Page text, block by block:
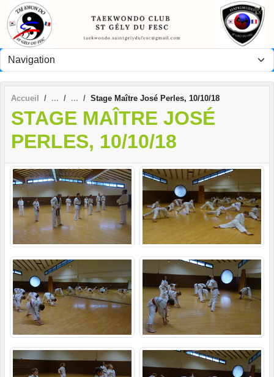
Accueil Stage Maître José Perles, 10/10/18
STAGE MAÎTRE JOSÉ
PERLES, 10/10/18
Panneau de gestion des cookies